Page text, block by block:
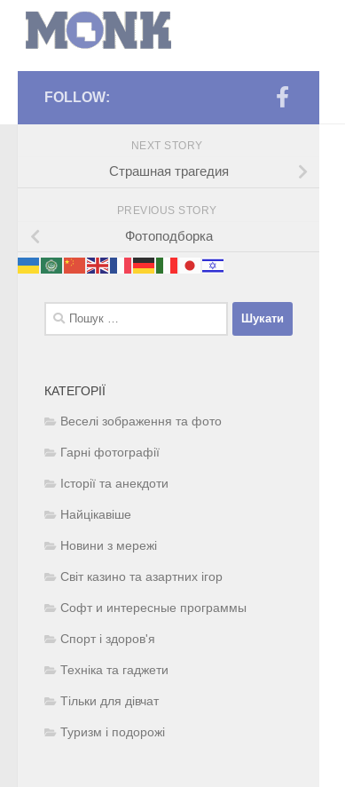
FOLLOW:
NEXT STORY
Страшная трагедия
PREVIOUS STORY
Фотоподборка
Пошук:
КАТЕГОРІЇ
Веселі зображення та фото
Гарні фотографії
Історії та анекдоти
Найцікавіше
Новини з мережі
Світ казино та азартних ігор
Софт и интересные программы
Спорт і здоров'я
Техніка та гаджети
Тільки для дівчат
Туризм і подорожі